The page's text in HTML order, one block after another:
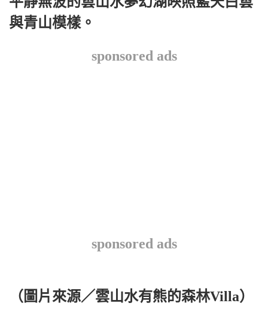
與青山模樣。
sponsored ads
sponsored ads
（圖片來源／雲山水有熊的森林Villa）